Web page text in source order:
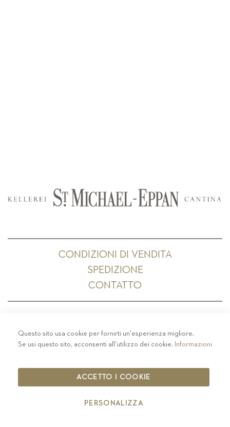
CONDIZIONI DI VENDITA
SPEDIZIONE
CONTATTO
PRIVACY-COLOPHON - COOKIE POLICY
CODICE ETICO
IT00126670215
Questo sito usa cookie per fornirti un'esperienza migliore.
Se usi questo sito, acconsenti all'utilizzo dei cookie. Informazioni
ACCETTO I COOKIE
PERSONALIZZA